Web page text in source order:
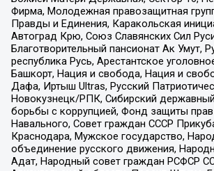
Фирма, Молодежная правозащитная
Правды и Единения, Каракольская
Автоград Крю, Союз Славянских Сил
Благотворительный пансионат Ак Умут,
республика Русь, Арестантское
Башкорт, Нация и свобода, Нация и
Дафа, Иртыш Ultras, Русский
Новокузнецк/РПК, Сибирский
борьбы с коррупцией, Фонд защиты
Навального, Совет граждан СССР
Краснодара, Мужское государство,
объединение русского движения,
Адат, Народный совет граждан РСФСР